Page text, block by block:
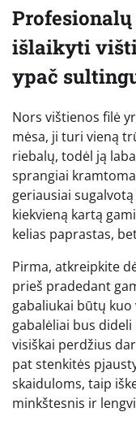
išlaikyti
ypač
Nors vištienos filė
mėsa, ji turi vieną
riebalų, todėl ją
sprangiai
geriausiai
kiekvieną kartą
kelias paprastas,
Pirma, atkreipkite
prieš pradedant
gabaliukai būtų kuo
gabalėliai bus
visiškai perdžius
pat stenkitės
skaiduloms, taip
minkštesnis ir